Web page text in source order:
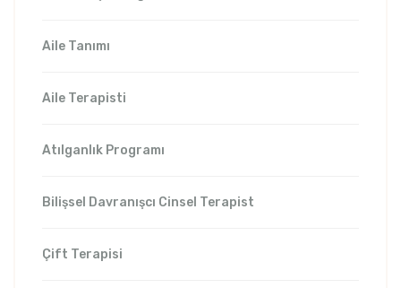
Aile Tanımı
Aile Terapisti
Atılganlık Programı
Bilişsel Davranışcı Cinsel Terapist
Çift Terapisi